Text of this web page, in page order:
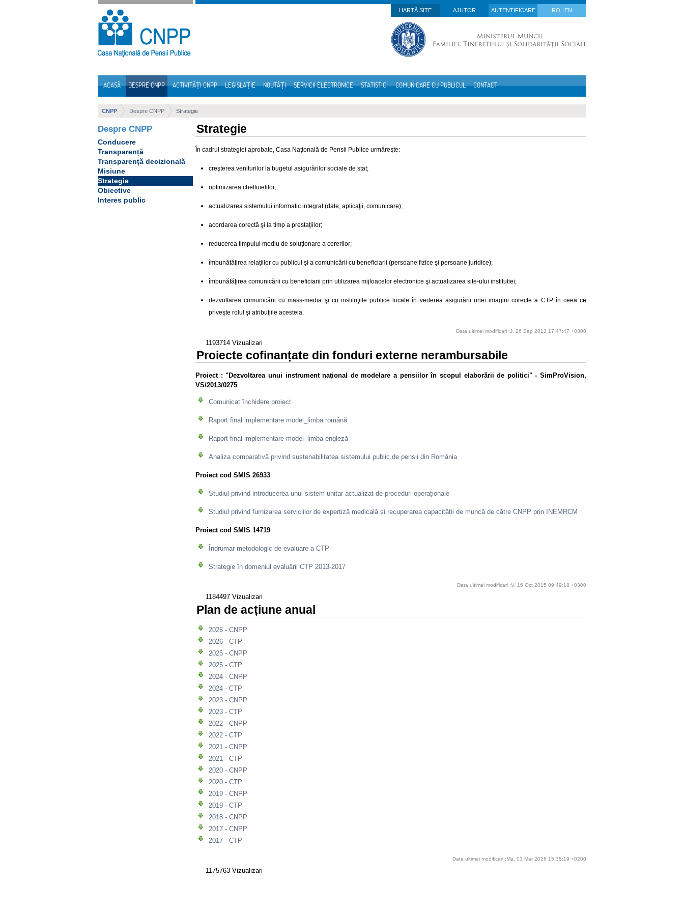
Sari la continut
HARTĂ SITE
AJUTOR AUTENTIFICARE RO EN
ACASĂ DESPRE CNPP ACTIVITĂȚI CNPP LEGISLAȚIE NOUTĂȚI SERVICII ELECTRONICE STATISTICI COMUNICARE CU PUBLICUL CONTACT
CNPP Despre CNPP Strategie
Despre CNPP
Conducere
Transparență
Transparență decizională
Misiune
Strategie
Obiective
Interes public
Strategie
În cadrul strategiei aprobate, Casa Naţională de Pensii Publice urmăreşte:
creşterea veniturilor la bugetul asigurărilor sociale de stat;
optimizarea cheltuielilor;
actualizarea sistemului informatic integrat (date, aplicaţii, comunicare);
acordarea corectă şi la timp a prestaţiilor;
reducerea timpului mediu de soluţionare a cererilor;
îmbunătăţirea relaţiilor cu publicul şi a comunicării cu beneficiarii (persoane fizice şi persoane juridice);
îmbunătăţirea comunicării cu beneficiarii prin utilizarea mijloacelor electronice şi actualizarea site-ului institutiei;
dezvoltarea comunicării cu mass-media şi cu instituţiile publice locale în vederea asigurării unei imagini corecte a CTP în ceea ce
priveşte rolul şi atribuţiile acesteia.
Data ultimei modificari :J, 26 Sep 2013 17:47:47 +0300
1193714 Vizualizari
Proiecte cofinanțate din fonduri externe nerambursabile
Proiect : "Dezvoltarea unui instrument național de modelare a pensiilor în scopul elaborării de politici" - SimProVision,
VS/2013/0275
Comunicat închidere proiect
Raport final implementare model_limba română
Raport final implementare model_limba engleză
Analiza comparativă privind sustenabilitatea sistemului public de pensii din România
Proiect cod SMIS 26933
Studiul privind introducerea unui sistem unitar actualizat de proceduri operaționale
Studiul privind furnizarea serviciilor de expertiză medicală și recuperarea capacității de muncă de către CNPP prin INEMRCM
Proiect cod SMIS 14719
Îndrumar metodologic de evaluare a CTP
Strategie în domeniul evaluării CTP 2013-2017
Data ultimei modificari :V, 16 Oct 2015 09:49:18 +0300
1184497 Vizualizari
Plan de acțiune anual
2026 - CNPP
2026 - CTP
2025 - CNPP
2025 - CTP
2024 - CNPP
2024 - CTP
2023 - CNPP
2023 - CTP
2022 - CNPP
2022 - CTP
2021 - CNPP
2021 - CTP
2020 - CNPP
2020 - CTP
2019 - CNPP
2019 - CTP
2018 - CNPP
2017 - CNPP
2017 - CTP
Data ultimei modificari :Ma, 03 Mar 2026 15:35:19 +0200
1175763 Vizualizari